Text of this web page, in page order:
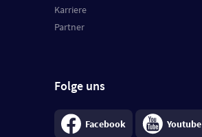
Karriere
Partner
Folge uns
Facebook Youtube